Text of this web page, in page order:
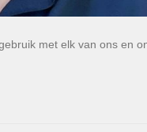
met elk van ons en